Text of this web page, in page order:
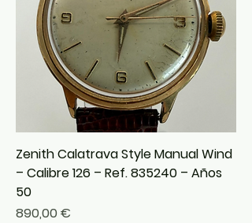
Zenith Calatrava Style Manual Wind
– Calibre 126 – Ref. 835240 – Años
50
Precio
890,00 €